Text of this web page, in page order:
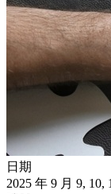
日期
2025 年 9 月 9,